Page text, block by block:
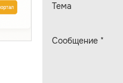
Тема
Сообщение *